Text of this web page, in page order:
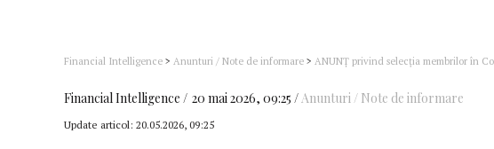
Financial Intelligence > Anunturi / Note de informare > ANUNȚ privind selecția membrilor în
Financial Intelligence 20 mai 2026, 09:25 Anunturi / Note de informare
Update articol: 20.05.2026, 09:25